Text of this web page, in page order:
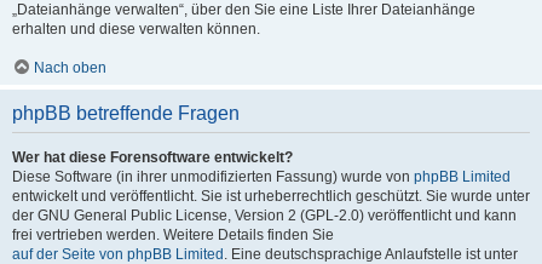
„Dateianhänge verwalten“, über den Sie eine Liste Ihrer Dateianhänge
erhalten und diese verwalten können.
Nach oben
phpBB betreffende Fragen
Wer hat diese Forensoftware entwickelt?
Diese Software (in ihrer unmodifizierten Fassung) wurde von phpBB Limited
entwickelt und veröffentlicht. Sie ist urheberrechtlich geschützt. Sie wurde unter
der GNU General Public License, Version 2 (GPL-2.0) veröffentlicht und kann
frei vertrieben werden. Weitere Details finden Sie
auf der Seite von phpBB Limited . Eine deutschsprachige Anlaufstelle ist unter